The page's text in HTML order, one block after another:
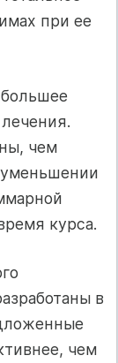
при ее
чем
курса.
в
чем